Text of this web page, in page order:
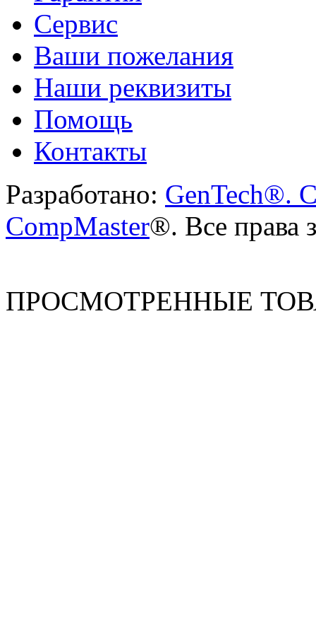
Сервис
Ваши пожелания
Наши реквизиты
Помощь
Контакты
Разработано: GenTech®.
CompMaster®. Все права
ПРОСМОТРЕННЫЕ